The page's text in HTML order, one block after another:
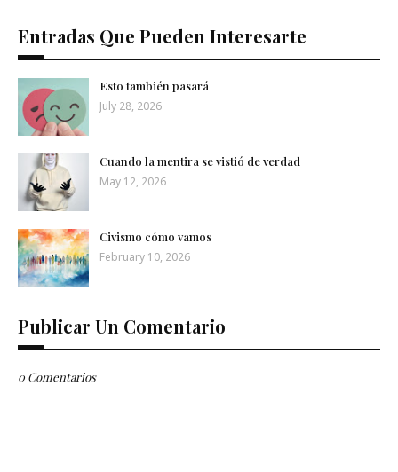
Entradas Que Pueden Interesarte
Esto también pasará
July 28, 2026
Cuando la mentira se vistió de verdad
May 12, 2026
Civismo cómo vamos
February 10, 2026
Publicar Un Comentario
0 Comentarios